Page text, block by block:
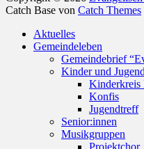
Catch Base von Catch Themes
oben
scrollen
Aktuelles
Gemeindeleben
Gemeindebrief
Kinder und
Konfis
Jugendtreff
Senior:innen
Musikgruppen
Projektchor